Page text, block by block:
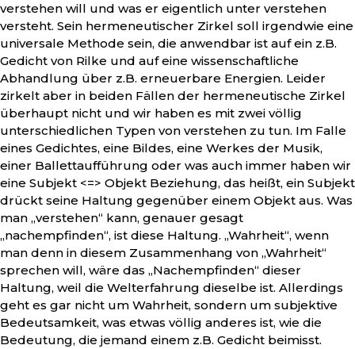
verstehen will und was er eigentlich unter verstehen
versteht. Sein hermeneutischer Zirkel soll irgendwie eine
universale Methode sein, die anwendbar ist auf ein z.B.
Gedicht von Rilke und auf eine wissenschaftliche
Abhandlung über z.B. erneuerbare Energien. Leider
zirkelt aber in beiden Fällen der hermeneutische Zirkel
überhaupt nicht und wir haben es mit zwei völlig
unterschiedlichen Typen von verstehen zu tun. Im Falle
eines Gedichtes, eine Bildes, eine Werkes der Musik,
einer Ballettaufführung oder was auch immer haben wir
eine Subjekt <=> Objekt Beziehung, das heißt, ein Subjekt
drückt seine Haltung gegenüber einem Objekt aus. Was
man „verstehen“ kann, genauer gesagt
„nachempfinden“, ist diese Haltung. „Wahrheit“, wenn
man denn in diesem Zusammenhang von „Wahrheit“
sprechen will, wäre das „Nachempfinden“ dieser
Haltung, weil die Welterfahrung dieselbe ist. Allerdings
geht es gar nicht um Wahrheit, sondern um subjektive
Bedeutsamkeit, was etwas völlig anderes ist, wie die
Bedeutung, die jemand einem z.B. Gedicht beimisst.